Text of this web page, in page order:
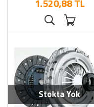
1.520,88 TL
Stokta Yok